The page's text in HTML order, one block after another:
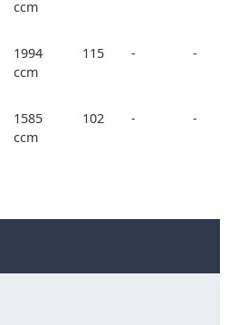
ccm
1994
ccm
115 - -
1585
ccm
102 - -